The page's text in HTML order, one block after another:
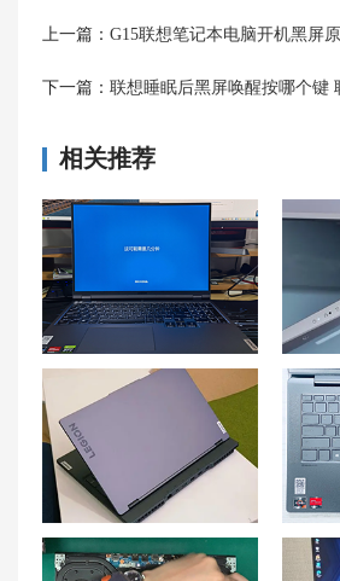
上一篇： G15联想笔记本电脑开机黑屏
下一篇： 联想睡眠后黑屏唤醒按哪个键 联想电
相关推荐
拯救者R9000P更新系统一直正在重启？联想拯救者重启一直转圈怎么办？拯救者更新卡在重启时怎么办？
联想y7000p电池鼓包还能用吗 联想拯救者电池鼓包了要换吗